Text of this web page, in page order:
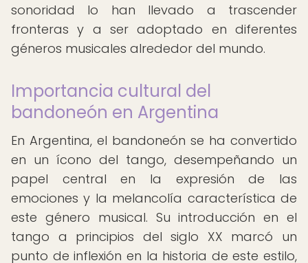
sonoridad lo han llevado a trascender
fronteras y a ser adoptado en diferentes
géneros musicales alrededor del mundo.
Importancia cultural del
bandoneón en Argentina
En Argentina, el bandoneón se ha convertido
en un ícono del tango, desempeñando un
papel central en la expresión de las
emociones y la melancolía característica de
este género musical. Su introducción en el
tango a principios del siglo XX marcó un
punto de inflexión en la historia de este estilo,